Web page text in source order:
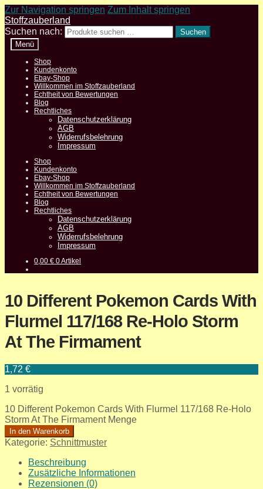
Zur Navigation springen Zum Inhalt springen
Stoffzauberland
Suchen nach:
Suchen
Menü
Shop
Kundenkonto
Ebay-Shop
Willkommen im Stoffzauberland
Echtheit von Bewertungen
Blog
Rechtliches
Datenschutzerklärung
AGB
Widerrufsbelehrung
Impressum
Shop
Kundenkonto
Ebay-Shop
Willkommen im Stoffzauberland
Echtheit von Bewertungen
Blog
Rechtliches
Datenschutzerklärung
AGB
Widerrufsbelehrung
Impressum
0,00€ 0 Artikel
10 Different Pokemon Cards With
Flurmel 117/168 Re-Holo Storm
At The Firmament
1,72 €
1 vorrätig
10 Different Pokemon Cards With Flurmel 117/168 Re-Holo
Storm At The Firmament Menge
In den Warenkorb
Kategorie: Schnittmuster
Beschreibung
Zusätzliche Informationen
Rezensionen (0)